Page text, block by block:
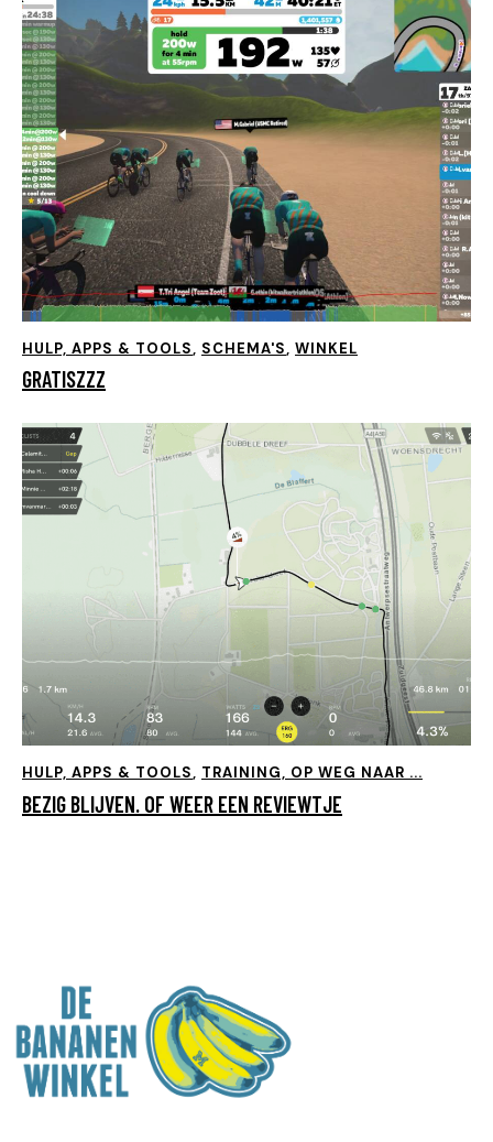
HULP, APPS & TOOLS, SCHEMA'S, WINKEL
GRATISZZZ
HULP, APPS & TOOLS, TRAINING, OP WEG NAAR ...
BEZIG BLIJVEN. OF WEER EEN REVIEWTJE